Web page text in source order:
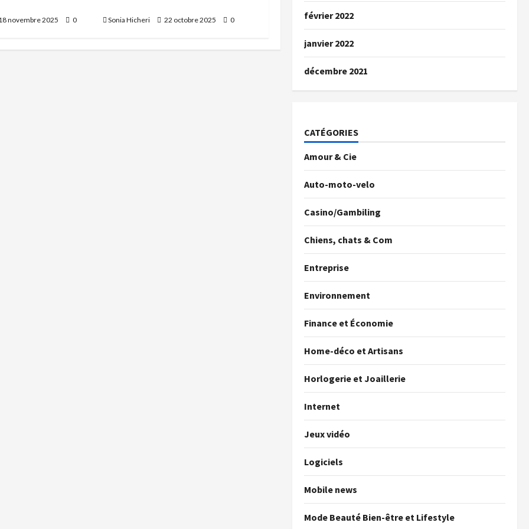
novembre 2025 0 Sonia Hicheri 22 octobre 2025 0 février 2022
janvier 2022
décembre 2021
CATÉGORIES
Amour & Cie
Auto-moto-velo
Casino/Gambiling
Chiens, chats & Com
Entreprise
Environnement
Finance et Économie
Home-déco et Artisans
Horlogerie et Joaillerie
Internet
Jeux vidéo
Logiciels
Mobile news
Mode Beauté Bien-être et Lifestyle